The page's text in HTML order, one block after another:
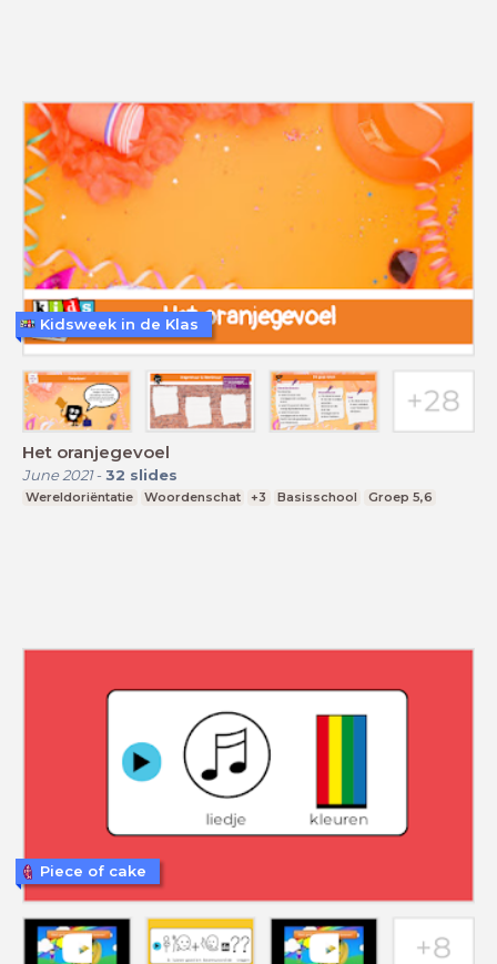
Het oranjegevoel
June 2021- 32 slides
Wereldoriëntatie Woordenschat +3 Basisschool Groep 5,6
Kidsweek in de Klas
Piece of cake